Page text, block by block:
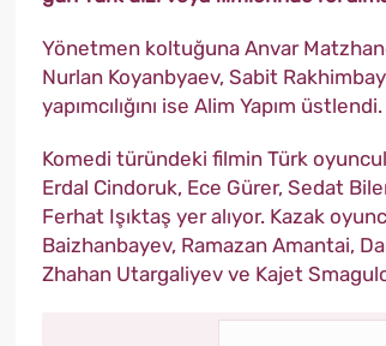
Yönetmen koltuğuna Anvar
Nurlan Koyanbyaev, Sabit
yapımcılığını ise Alim Yapım üstlendi.
Komedi türündeki filmin Türk
Erdal Cindoruk, Ece Gürer, Sedat
Ferhat Işıktaş yer alıyor. Kazak
Baizhanbayev, Ramazan Amantai,
Zhahan Utargaliyev ve Kajet